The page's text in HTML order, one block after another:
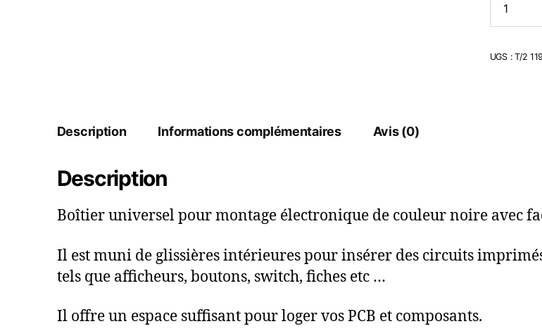
Boitier
Teko
UGS :T/2
Description Informations complémentaires Avis (0)
Description
Boîtier universel pour montage électronique de couleur noire avec
Il est muni de glissières intérieures pour insérer des circuits
tels que afficheurs, boutons, switch, fiches etc …
Il offre un espace suffisant pour loger vos PCB et composants.